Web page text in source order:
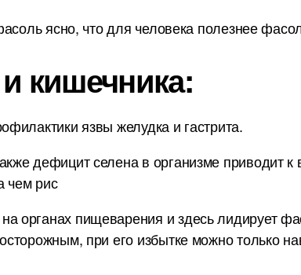
ясно, что для человека полезнее
кишечника:
язвы желудка и гастрита.
дефицит селена в организме приводит к
чем рис
органах пищеварения и здесь лидирует
при его избытке можно только